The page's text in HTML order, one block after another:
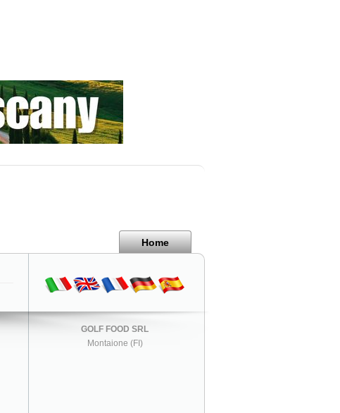
Home
GOLF FOOD SRL
Montaione (FI)